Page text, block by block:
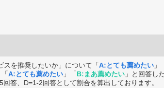
を推奨したいか」について「A:とても薦めたい 」
A:とても薦めたい 」「B:まあ薦めたい 」と回答し
答、D=1-2回答として割合を算出しております。